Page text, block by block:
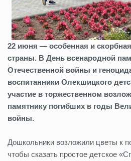
22 июня — особенная и
страны. В День всенародной
Отечественной войны и
воспитанники Олекшицкого
участие в торжественном
памятнику погибших в годы
войны.
Дошкольники возложили цветы к
чтобы сказать простое детское